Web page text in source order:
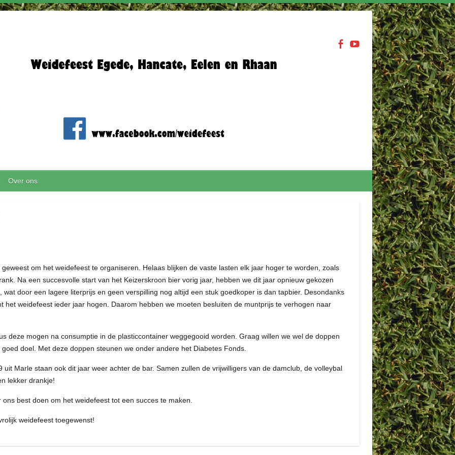
Over ons
om het weidefeest te organiseren. Helaas blijken de vaste lasten elk jaar hoger te worden, zoals
Na een succesvolle start van het Keizerskroon bier vorig jaar, hebben we dit jaar opnieuw gekozen
wat door een lagere literprijs en geen verspilling nog altijd een stuk goedkoper is dan tapbier. Desondanks
het weidefeest ieder jaar hogen. Daarom hebben we moeten besluiten de muntprijs te verhogen naar
deze mogen na consumptie in de plasticcontainer weggegooid worden. Graag willen we wel de doppen
doel. Met deze doppen steunen we onder andere het Diabetes Fonds.
uit Marle staan ook dit jaar weer achter de bar. Samen zullen de vrijwilligers van de damclub, de volleybal
lekker drankje!
best doen om het weidefeest tot een succes te maken.
weidefeest toegewenst!